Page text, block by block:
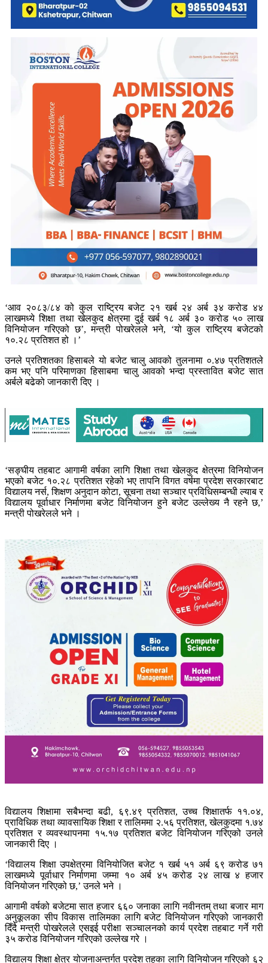
‘आव २०८३/८४ को कुल राष्ट्रिय बजेट २१ खर्ब २४ अर्ब ३४ करोड ४४
लाखमध्ये शिक्षा तथा खेलकुद क्षेत्रमा दुई खर्ब १८ अर्ब ३० करोड ५० लाख
विनियोजन गरिएको छ’, मन्त्री पोखरेलले भने, ‘यो कुल राष्ट्रिय बजेटको
१०.२८ प्रतिशत हो ।’
उनले प्रतिशतका हिसाबले यो बजेट चालु आवको तुलनामा ०.४७ प्रतिशतले
कम भए पनि परिमाणका हिसाबमा चालु आवको भन्दा प्रस्तावित बजेट सात
अर्बले बढेको जानकारी दिए ।
‘सङ्घीय तहबाट आगामी वर्षका लागि शिक्षा तथा खेलकुद क्षेत्रमा विनियोजन
भएको बजेट १०.२८ प्रतिशत रहेको भए तापनि विगत वर्षमा प्रदेश सरकारबाट
विद्यालय नर्स, शिक्षण अनुदान कोटा, सूचना तथा सञ्चार प्रविधिसम्बन्धी ल्याब र
विद्यालय पूर्वाधार निर्माणमा बजेट विनियोजन हुने बजेट उल्लेख्य नै रहने छ,’
मन्त्री पोखरेलले भने ।
विद्यालय शिक्षामा सबैभन्दा बढी, ६९.४९ प्रतिशत, उच्च शिक्षातर्फ ११.०४,
प्राविधिक तथा व्यावसायिक शिक्षा र तालिममा २.५६ प्रतिशत, खेलकुदमा १.७४
प्रतिशत र व्यवस्थापनमा १५.१७ प्रतिशत बजेट विनियोजन गरिएको उनले
जानकारी दिए ।
‘विद्यालय शिक्षा उपक्षेत्रमा विनियोजित बजेट १ खर्ब ५१ अर्ब ६९ करोड ७१
लाखमध्ये पूर्वाधार निर्माणमा जम्मा १० अर्ब ४५ करोड २४ लाख ४ हजार
विनियोजन गरिएको छ,’ उनले भने ।
आगामी वर्षको बजेटमा सात हजार ६६० जनाका लागि नवीनतम् तथा बजार माग
अनुकूलका सीप विकास तालिमका लागि बजेट विनियोजन गरिएको जानकारी
दिँदै मन्त्री पोखरेलले एसइई परीक्षा सञ्चालनको कार्य प्रदेश तहबाट गर्ने गरी
३५ करोड विनियोजन गरिएको उल्लेख गरे ।
विद्यालय शिक्षा क्षेत्र योजनाअन्तर्गत प्रदेश तहका लागि विनियोजन गरिएको ६२